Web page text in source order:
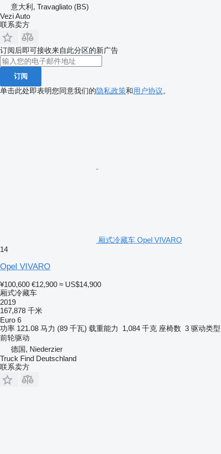
意大利, Travagliato (BS)
Vezi Auto
联系卖方
订阅后即可接收来自此分区的新广告
订阅
单击此处即表明您同意我们的隐私政策和用户协议。
厢式冷藏车 Opel VIVARO
14
Opel VIVARO
¥100,600 €12,900 ≈ US$14,900
厢式冷藏车
2019
167,878 千米
Euro 6
功率 121.08 马力 (89 千瓦) 载重能力 1,084 千克 座椅数 3 驱动类型
前轮驱动
德国, Niederzier
Truck Find Deutschland
联系卖方